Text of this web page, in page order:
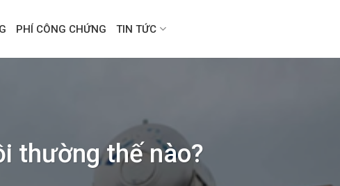
PHÍ CÔNG CHỨNG TIN TỨC
thường thế nào?